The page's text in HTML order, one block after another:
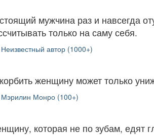
мужчина раз и навсегда
только на саму себя.
Неизвестный автор (1000+)
женщину может только
Мэрилин Монро (100+)
которая не по зубам, едят